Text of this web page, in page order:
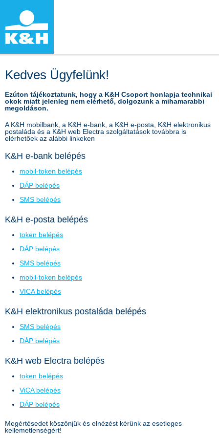
Kedves Ügyfelünk!
Ezúton tájékoztatunk, hogy a K&H Csoport honlapja technikai
okok miatt jelenleg nem elérhető, dolgozunk a mihamarabbi
megoldáson.
A K&H mobilbank, a K&H e-bank, a K&H e-posta, K&H elektronikus
postaláda és a K&H web Electra szolgáltatások továbbra is
elérhetőek az alábbi linkeken
K&H e-bank belépés
mobil-token belépés
DÁP belépés
SMS belépés
K&H e-posta belépés
token belépés
DÁP belépés
SMS belépés
mobil-token belépés
VICA belépés
K&H elektronikus postaláda belépés
SMS belépés
DÁP belépés
K&H web Electra belépés
token belépés
ViCA belépés
DÁP belépés
Megértésedet köszönjük és elnézést kérünk az esetleges
kellemetlenségért!